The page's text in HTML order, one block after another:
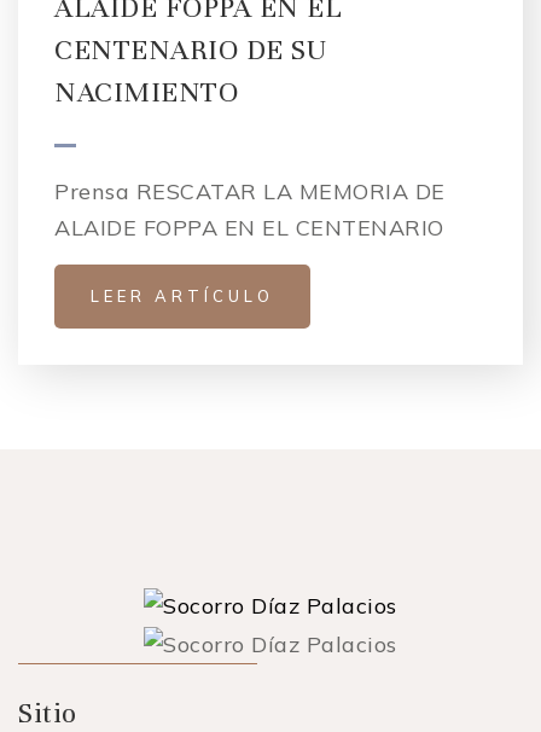
ALAIDE FOPPA EN EL
CENTENARIO DE SU
NACIMIENTO
Prensa RESCATAR LA MEMORIA DE
ALAIDE FOPPA EN EL CENTENARIO
LEER ARTÍCULO
Sitio